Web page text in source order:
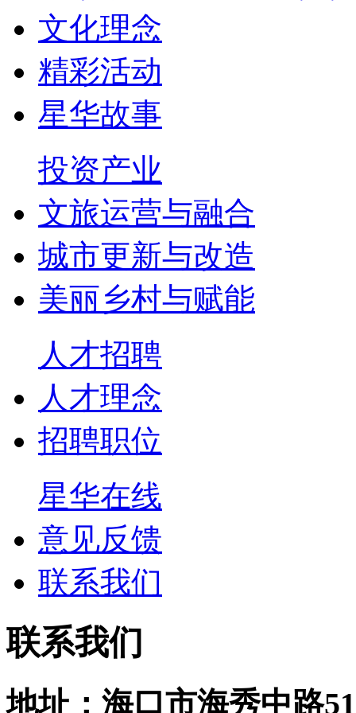
文化理念
精彩活动
星华故事
投资产业
文旅运营与融合
城市更新与改造
美丽乡村与赋能
人才招聘
人才理念
招聘职位
星华在线
意见反馈
联系我们
联系我们
地址：海口市海秀中路